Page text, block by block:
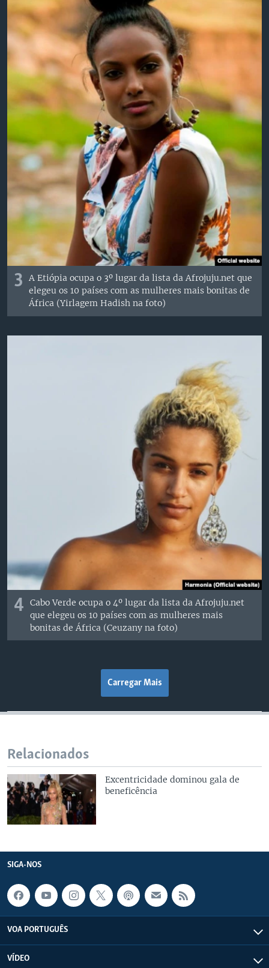
3
A Etiópia ocupa o 3º lugar da lista da Afrojuju.net que
elegeu os 10 países com as mulheres mais bonitas de
África (Yirlagem Hadish na foto)
4
Cabo Verde ocupa o 4º lugar da lista da Afrojuju.net
que elegeu os 10 países com as mulheres mais
bonitas de África (Ceuzany na foto)
Carregar Mais
Relacionados
Excentricidade dominou gala de
beneficência
SIGA-NOS
VOA PORTUGUÊS
VÍDEO